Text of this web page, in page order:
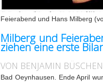
Feierabend und Hans Milberg
Milberg und
ziehen eine erste
VON BENJAMIN
Bad Oeynhausen. Ende April